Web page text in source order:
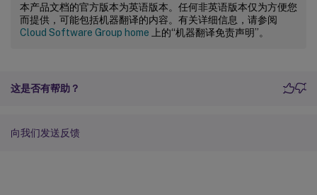
本产品文档的官方版本为英语版本。任何非英语版本仅为方便您
而提供，可能包括机器翻译的内容。有关详细信息，请参阅
Cloud Software Group home 上的“机器翻译免责声明”。
这是否有帮助？
向我们发送反馈